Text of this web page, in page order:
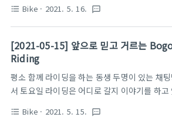
해서 아무 Group이나 잡고 타기 시작했다. 역시
들~ 눈좀 뜨시라오야~!!! 사진 찍을 때는 항상
Smile~!! 나를 따르라~!! 집나간 준이의 눈을
다~ 제보해 주세요~~~ 묵묵하게 맡형의 자리를
고 항상 동생이 먼저인 우리 아들1호 건이... 좀
잠시라도 그냥 시간을 보내는 경우가 없는 울 아
2호~ 축제 분위기가 따로 없다. 잘 보이지는 않
인 커플은 대로 한복판에서 찰스턴 춤을 추고 있
format_list_bulleted Bike · 2021. 5. 16. textsms
[2021-05-15] 앞으로 믿고 거르는
Riding
평소 함께 라이딩을 하는 동생 두명이 있는 채팅
서 토요일 라이딩은 어디로 갈지 이야기를 하고
께하는 모임인데 토요일은 BKT.CC 사람들과 함
format_list_bulleted Bike · 2021. 5. 15. textsms